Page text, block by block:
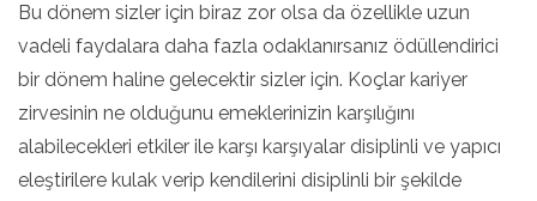
Bu dönem sizler için biraz zor olsa da özellikle uzun
vadeli faydalara daha fazla odaklanırsanız ödüllendirici
bir dönem haline gelecektir sizler için. Koçlar kariyer
zirvesinin ne olduğunu emeklerinizin karşılığını
alabilecekleri etkiler ile karşı karşıyalar disiplinli ve yapıcı
eleştirilere kulak verip kendilerini disiplinli bir şekilde